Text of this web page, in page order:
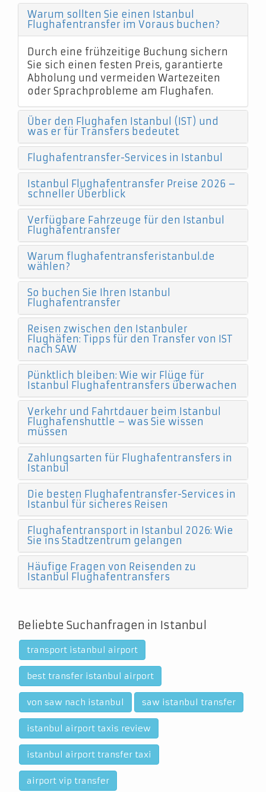
Warum sollten Sie einen Istanbul
Flughafentransfer im Voraus buchen?
Durch eine frühzeitige Buchung sichern
Sie sich einen festen Preis, garantierte
Abholung und vermeiden Wartezeiten
oder Sprachprobleme am Flughafen.
Über den Flughafen Istanbul (IST) und
was er für Transfers bedeutet
Flughafentransfer-Services in Istanbul
Istanbul Flughafentransfer Preise 2026 –
schneller Überblick
Verfügbare Fahrzeuge für den Istanbul
Flughafentransfer
Warum flughafentransferistanbul.de
wählen?
So buchen Sie Ihren Istanbul
Flughafentransfer
Reisen zwischen den Istanbuler
Flughäfen: Tipps für den Transfer von IST
nach SAW
Pünktlich bleiben: Wie wir Flüge für
Istanbul Flughafentransfers überwachen
Verkehr und Fahrtdauer beim Istanbul
Flughafenshuttle – was Sie wissen
müssen
Zahlungsarten für Flughafentransfers in
Istanbul
Die besten Flughafentransfer-Services in
Istanbul für sicheres Reisen
Flughafentransport in Istanbul 2026: Wie
Sie ins Stadtzentrum gelangen
Häufige Fragen von Reisenden zu
Istanbul Flughafentransfers
Beliebte Suchanfragen in Istanbul
transport istanbul airport
best transfer istanbul airport
von saw nach istanbul saw istanbul transfer
istanbul airport taxis review
istanbul airport transfer taxi
airport vip transfer